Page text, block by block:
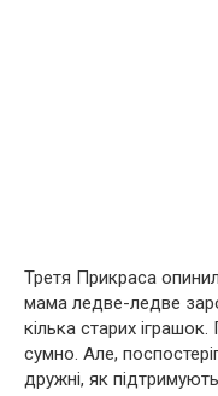
Третя Прикраса
мама ледве-ледве
кілька старих
сумно. Але,
дружні, як